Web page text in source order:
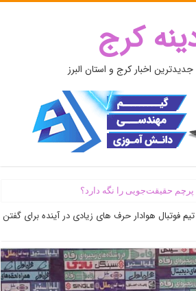
کرج
اخبار کرج و استان البرز
حقیقت‌جویی را نگه دارد؟
فوتبال هوادار حرف های زیادی در آینده برای گفتن